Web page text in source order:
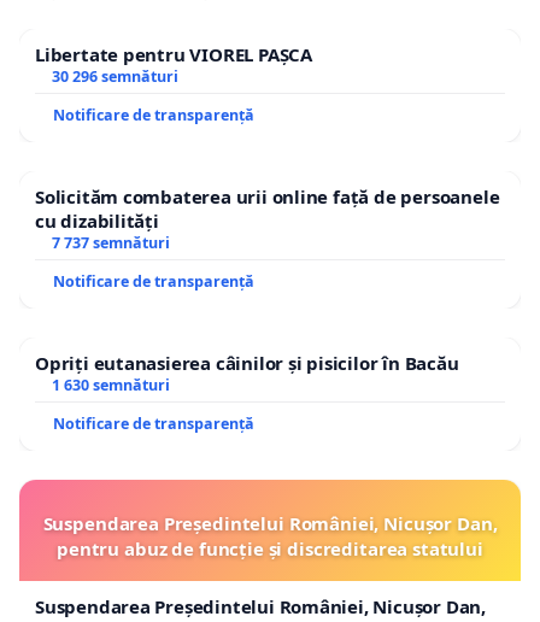
Libertate pentru VIOREL PAȘCA
30 296 semnături
Notificare de transparență
Solicităm combaterea urii online față de persoanele
cu dizabilități
7 737 semnături
Notificare de transparență
Opriți eutanasierea câinilor și pisicilor în Bacău
1 630 semnături
Notificare de transparență
Suspendarea Președintelui României, Nicușor Dan,
pentru abuz de funcție și discreditarea statului
Suspendarea Președintelui României, Nicușor Dan,